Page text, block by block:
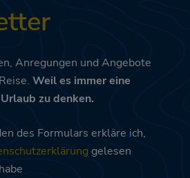
Anregungen und Angebote
Weil es immer eine
zu denken.
des Formulars erkläre ich,
gelesen